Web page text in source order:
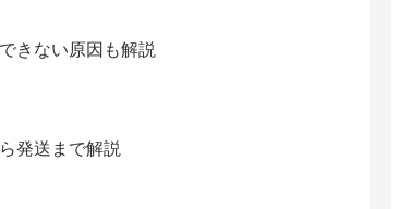
きない原因も解説
発送まで解説